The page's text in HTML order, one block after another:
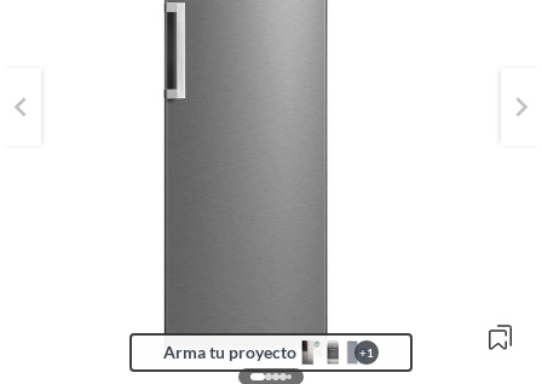
Arma tu proyecto +1